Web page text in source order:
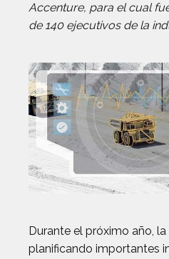
Accenture, para el cual
de 140 ejecutivos de la
Durante el próximo año,
planificando importantes